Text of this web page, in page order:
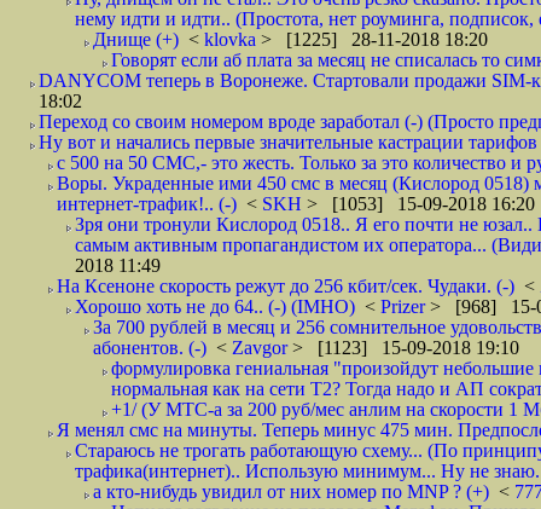
нему идти и идти.. (Простота, нет роуминга,
Днище (+) < klovka > [1225] 28-11-2018 18:20
Говорят если аб плата за месяц не списалась то
DANYCOM теперь в Воронеже. Стартовали продажи SIM-
18:02
Переход со своим номером вроде заработал (-) (Просто
Ну вот и начались первые значительные кастрации
с 500 на 50 СМС,- это жесть. Только за это количество и
Воры. Украденные ими 450 смс в месяц (Кислород 0518)
интернет-трафик!.. (-) < SKH > [1053] 15-09-2018 16:20
Зря они тронули Кислород 0518.. Я его почти не
самым активным пропагандистом их оператора...
2018 11:49
На Ксеноне скорость режут до 256 кбит/сек. Чудаки. (-) <
Хорошо хоть не до 64.. (-) (IMHO) < Prizer> [968] 15-
За 700 рублей в месяц и 256 сомнительное
абонентов. (-) < Zavgor> [1123] 15-09-2018 19:10
формулировка гениальная "произойдут небольшие
нормальная как на сети Т2? Тогда надо и АП
+1/ (У МТС-а за 200 руб/мес анлим на скорости 1
Я менял смс на минуты. Теперь минус 475 мин.
Стараюсь не трогать работающую схему... (По
трафика(интернет).. Использую минимум... Ну не
а кто-нибудь увидил от них номер по MNP ? (+) <